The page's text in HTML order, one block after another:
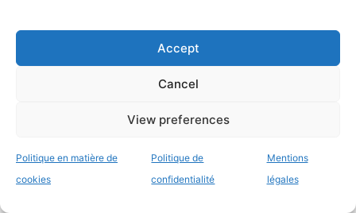
Accept
Cancel
View preferences
Politique en matière de
cookies
Politique de
confidentialité
Mentions
légales
Voir sur Amazon
Voilà pour notre revue des meilleurs cockpits
pliables pour le simracing en 2024. J’espère que